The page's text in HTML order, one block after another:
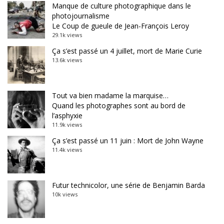
Manque de culture photographique dans le
photojournalisme
Le Coup de gueule de Jean-François Leroy
29.1k views
Ça s’est passé un 4 juillet, mort de Marie Curie
13.6k views
Tout va bien madame la marquise…
Quand les photographes sont au bord de
l’asphyxie
11.9k views
Ça s’est passé un 11 juin : Mort de John Wayne
11.4k views
Futur technicolor, une série de Benjamin Barda
10k views